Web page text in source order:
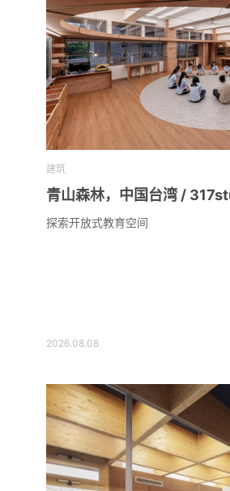
建筑
青山森林，中国台湾 /
探索开放式教育空间
2026.08.08